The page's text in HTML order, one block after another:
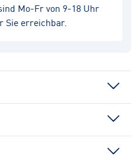
Mo-Fr von 9-18 Uhr
Sie erreichbar.